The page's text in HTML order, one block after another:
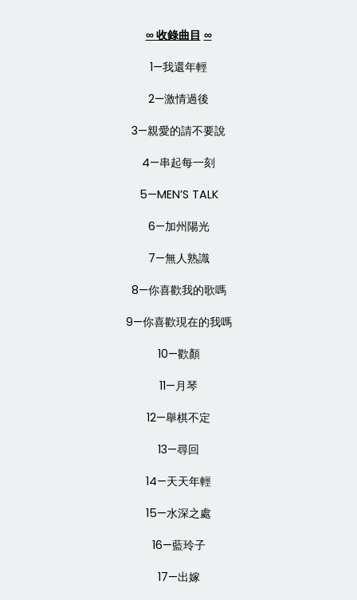
∞收錄曲目 ∞
1—我還年輕
2—激情過後
3—親愛的請不要說
4—串起每一刻
5—MEN’S TALK
6—加州陽光
7—無人熟識
8—你喜歡我的歌嗎
9—你喜歡現在的我嗎
10—歡顏
11—月琴
12—舉棋不定
13—尋回
14—天天年輕
15—水深之處
16—藍玲子
17—出嫁